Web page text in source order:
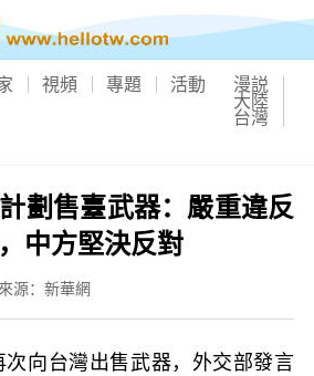
視頻 專題 活動 漫説
大陸
台灣
劃售臺武器：嚴重違反
中方堅決反對
來源：新華網
向台灣出售武器，外交部發言